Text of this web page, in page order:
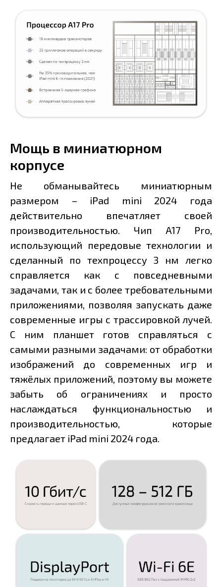
Мощь в миниатюрном
корпусе
Не обманывайтесь миниатюрным
размером – iPad mini 2024 года
действительно впечатляет своей
производительностью. Чип A17 Pro,
использующий передовые технологии и
сделанный по техпроцессу 3 нм легко
справляется как с повседневными
задачами, так и с более требовательными
приложениями, позволяя запускать даже
современные игры с трассировкой лучей.
С ним планшет готов справляться с
самыми разными задачами: от обработки
изображений до современных игр и
тяжёлых приложений, поэтому вы можете
забыть об ограничениях и просто
наслаждаться функциональностью и
производительностью, которые
предлагает iPad mini 2024 года.